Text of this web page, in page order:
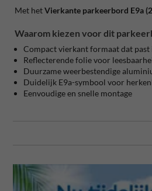
Met hetVierkante parkeerbord E9a
Waarom kiezen voor dit
Compact vierkant formaat dat past
Reflecterende folie voor
Duurzame weerbestendige
Duidelijk E9a-symbool voor
Eenvoudige en snelle montage